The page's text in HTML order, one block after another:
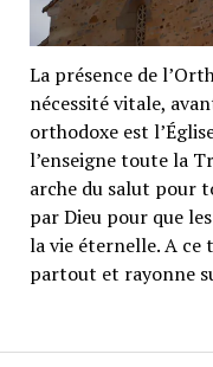
La présence de
nécessité vitale,
orthodoxe est
l’enseigne toute la
arche du salut pour
par Dieu pour que
la vie éternelle. A
partout et rayonne